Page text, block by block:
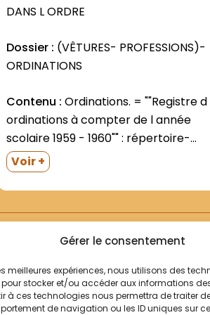
Gérer le consentement
meilleures expériences, nous utilisons des
stocker et/ou accéder aux informations
à ces technologies nous permettra de traiter
de navigation ou les ID uniques sur
DANS L ORDRE
Dossier : (VÊTURES- PROFESSIONS)-
ORDINATIONS
Contenu :
ordinations à compter de l année
scolaire 1959 - 1960"" : répertoire-
sous forme d un tableau disposé en
colonnes (1959 - 1968).Cahier
écolier- inséré et fixé dans une
couverture jaune. = ""Registre des
Voir +
Votre panier